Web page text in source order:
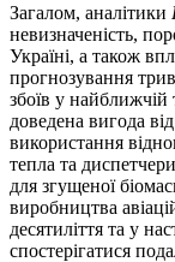
Загалом, аналітики
невизначеність,
Україні, а також
прогнозування
збоїв у найближчій
доведена вигода
використання
тепла та
для згущеної
виробництва
десятиліття та у
спостерігатися